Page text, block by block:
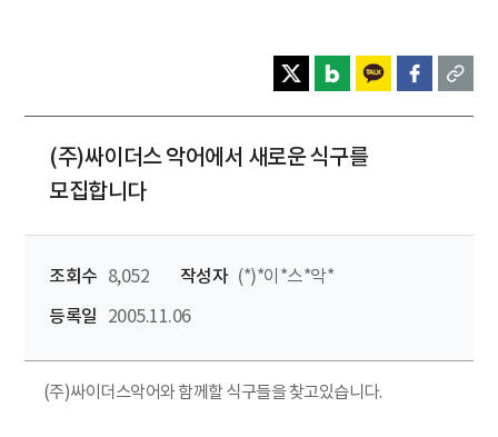
(주)싸이더스 악어에서 새로운 식구를
모집합니다
조회수 8,052 작성자 (*)*이*스*악*
등록일
2005.11.06
(주)싸이더스악어와 함께할 식구들을 찾고있습니다.